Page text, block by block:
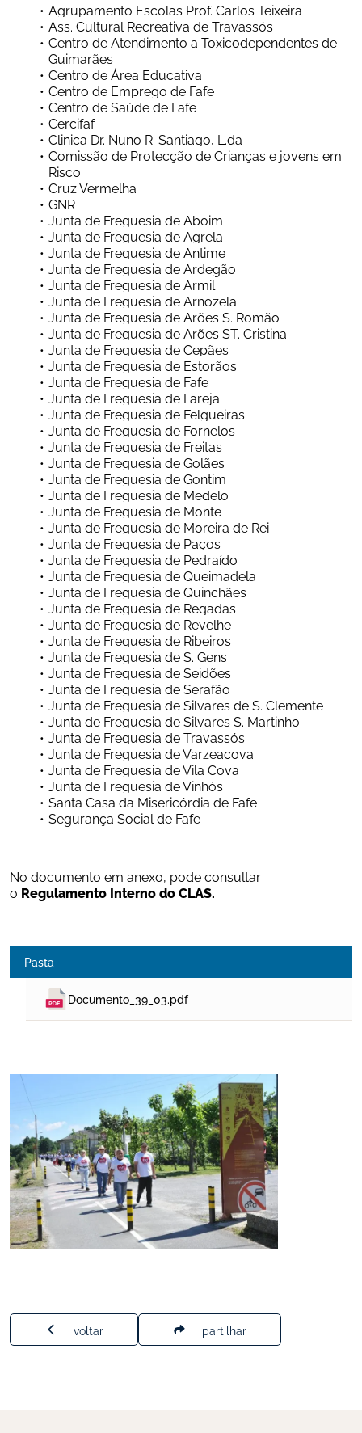
Agrupamento Escolas Prof. Carlos Teixeira
Ass. Cultural Recreativa de Travassós
Centro de Atendimento a Toxicodependentes de
Guimarães
Centro de Área Educativa
Centro de Emprego de Fafe
Centro de Saúde de Fafe
Cercifaf
Clinica Dr. Nuno R. Santiago, L.da
Comissão de Protecção de Crianças e jovens em
Risco
Cruz Vermelha
GNR
Junta de Freguesia de Aboim
Junta de Freguesia de Agrela
Junta de Freguesia de Antime
Junta de Freguesia de Ardegão
Junta de Freguesia de Armil
Junta de Freguesia de Arnozela
Junta de Freguesia de Arões S. Romão
Junta de Freguesia de Arões ST. Cristina
Junta de Freguesia de Cepães
Junta de Freguesia de Estorãos
Junta de Freguesia de Fafe
Junta de Freguesia de Fareja
Junta de Freguesia de Felgueiras
Junta de Freguesia de Fornelos
Junta de Freguesia de Freitas
Junta de Freguesia de Golães
Junta de Freguesia de Gontim
Junta de Freguesia de Medelo
Junta de Freguesia de Monte
Junta de Freguesia de Moreira de Rei
Junta de Freguesia de Paços
Junta de Freguesia de Pedraído
Junta de Freguesia de Queimadela
Junta de Freguesia de Quinchães
Junta de Freguesia de Regadas
Junta de Freguesia de Revelhe
Junta de Freguesia de Ribeiros
Junta de Freguesia de S. Gens
Junta de Freguesia de Seidões
Junta de Freguesia de Serafão
Junta de Freguesia de Silvares de S. Clemente
Junta de Freguesia de Silvares S. Martinho
Junta de Freguesia de Travassós
Junta de Freguesia de Varzeacova
Junta de Freguesia de Vila Cova
Junta de Freguesia de Vinhós
Santa Casa da Misericórdia de Fafe
Segurança Social de Fafe
No documento em anexo, pode consultar
o Regulamento Interno do CLAS.
Pasta
Documento_39_03.pdf
voltar partilhar